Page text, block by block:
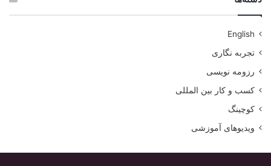
English
تجربه نگاری
رزومه نویسی
کسب و کار بین المللی
کوچینگ
ویدیوهای آموزشی